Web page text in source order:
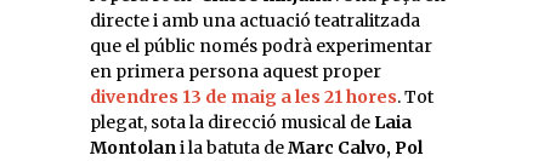
directe i amb una actuació teatralitzada
que el públic només podrà experimentar
en primera persona aquest proper
divendres 13 de maig a les 21 hores. Tot
plegat, sota la direcció musical de Laia
Montolani la batuta deMarc Calvo, Pol